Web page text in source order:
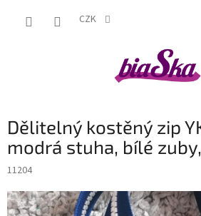
CZK
Dělitelný kostěný zip
modrá stuha, bílé
11204